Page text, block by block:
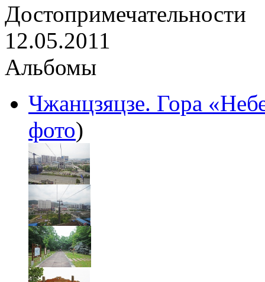
Достопримечательности
12.05.2011
Альбомы
Чжанцзяцзе. Гора
фото)